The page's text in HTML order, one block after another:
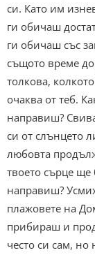
си. Като им
ги обичаш
ги обичаш със
същото време
толкова,
очаква от теб.
направиш?
си от слънцето
любовта
твоето сърце
направиш?
плажовете на
прибираш и
често си сам, но